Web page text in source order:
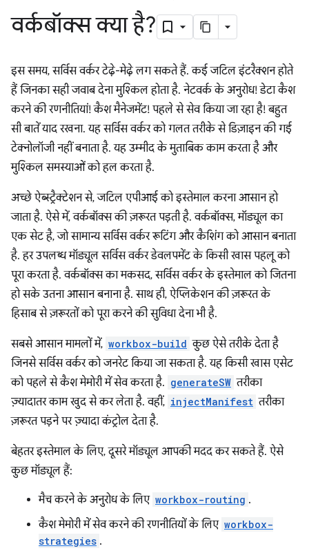
वर्कबॉक्स क्या है?
इस समय, सर्विस वर्कर टेढ़े-मेढ़े लग सकते हैं. कई जटिल इंटरैक्शन होते
हैं जिनका सही जवाब देना मुश्किल होता है. नेटवर्क के अनुरोध! डेटा कैश
करने की रणनीतियां! कैश मैनेजमेंट! पहले से सेव किया जा रहा है! बहुत
सी बातें याद रखना. यह सर्विस वर्कर को गलत तरीके से डिज़ाइन की गई
टेक्नोलॉजी नहीं बनाता है. यह उम्मीद के मुताबिक काम करता है और
मुश्किल समस्याओं को हल करता है.
अच्छे ऐब्स्ट्रैक्टेशन से, जटिल एपीआई को इस्तेमाल करना आसान हो
जाता है. ऐसे में, वर्कबॉक्स की ज़रूरत पड़ती है. वर्कबॉक्स, मॉड्यूल का
एक सेट है, जो सामान्य सर्विस वर्कर रूटिंग और कैशिंग को आसान बनाता
है. हर उपलब्ध मॉड्यूल सर्विस वर्कर डेवलपमेंट के किसी खास पहलू को
पूरा करता है. वर्कबॉक्स का मकसद, सर्विस वर्कर के इस्तेमाल को जितना
हो सके उतना आसान बनाना है. साथ ही, ऐप्लिकेशन की ज़रूरत के
हिसाब से ज़रूरतों को पूरा करने की सुविधा देना भी है.
सबसे आसान मामलों में, workbox-build कुछ ऐसे तरीके देता है
जिनसे सर्विस वर्कर को जनरेट किया जा सकता है. यह किसी खास एसेट
को पहले से कैश मेमोरी में सेव करता है. generateSW तरीका
ज़्यादातर काम खुद से कर लेता है. वहीं, injectManifest तरीका
ज़रूरत पड़ने पर ज़्यादा कंट्रोल देता है.
बेहतर इस्तेमाल के लिए, दूसरे मॉड्यूल आपकी मदद कर सकते हैं. ऐसे
कुछ मॉड्यूल हैं:
मैच करने के अनुरोध के लिए workbox-routing .
कैश मेमोरी में सेव करने की रणनीतियों के लिए workbox-
strategies .